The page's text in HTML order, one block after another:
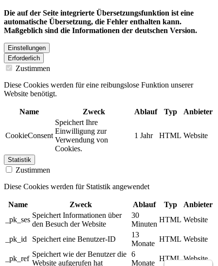
Die auf der Seite integrierte Übersetzungsfunktion ist eine
automatische Übersetzung, die Fehler enthalten kann.
Maßgeblich sind die Informationen der deutschen Version.
Einstellungen
Erforderlich
Zustimmen
Diese Cookies werden für eine reibungslose Funktion unserer
Website benötigt.
Name Zweck Ablauf Typ Anbieter
CookieConsent
Speichert Ihre
Einwilligung zur
Verwendung von
Cookies.
1 Jahr HTML Website
Statistik
Zustimmen
Diese Cookies werden für Statistik angewendet
Name Zweck Ablauf Typ
Anbieter
_pk_ses
Speichert Informationen über
den Besuch der Website
30
Minuten
HTML Website
_pk_id Speichert eine Benutzer-ID
13
Monate
HTML Website
_pk_ref
Speichert wie der Benutzer die
Website aufgerufen hat
6
Monate
HTML Website